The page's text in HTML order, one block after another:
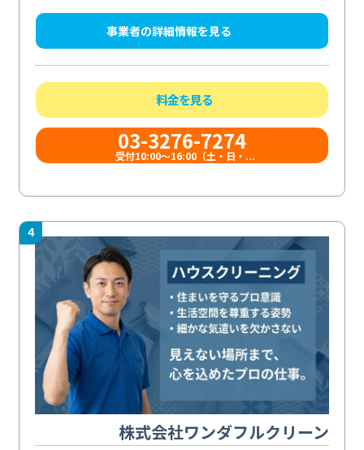
事業者の詳細情報を見る
料金を見る
03-3276-7274
受付10:00〜16:00（土・日・...
4
株式会社ワンダフルクリーン